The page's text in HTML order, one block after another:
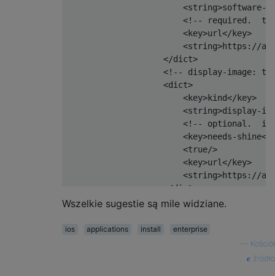
<string>software-
<!-- required.
                        <key>url</key>
<string>https://
                    </dict>
<!-- display-image:
                    <dict>
                        <key>kind</key>
<string>display-
<!-- optional.
<key>needs-shine</
                        <true/>
                        <key>url</key>
<string>https://
                    </dict>
<!-- full-size-image:
                        <key>kind</key>
<string>full-size-
Wszelkie sugestie są mile widziane.
ios applications install
enterprise
Kościół
źródło